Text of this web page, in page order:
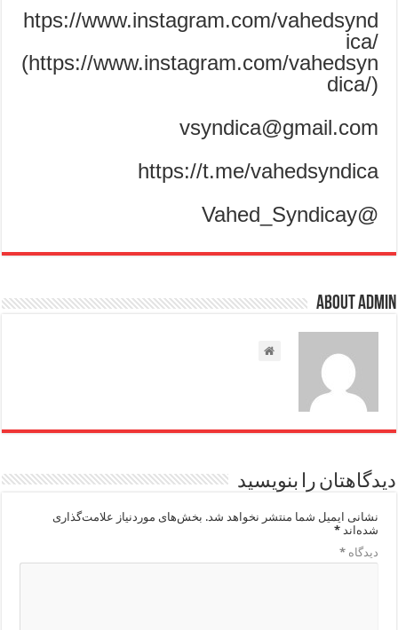
htps://www.instagram.com/vahedsynd
ica/
(https://www.instagram.com/vahedsyn
dica/)
https://t.me/vahedsyndica
@Vahed_Syndicay
About admin
دیدگاهتان را بنویسید
نشانی ایمیل شما منتشر نخواهد شد. بخش‌های موردنیاز علامت‌گذاری
شده‌اند*
دیدگاه*